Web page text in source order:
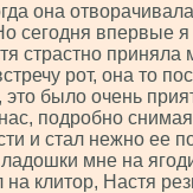
она
сегодня впервые
страстно приняла
рот, она то
было очень
подробно
и стал нежно ее
мне на
клитор, Настя